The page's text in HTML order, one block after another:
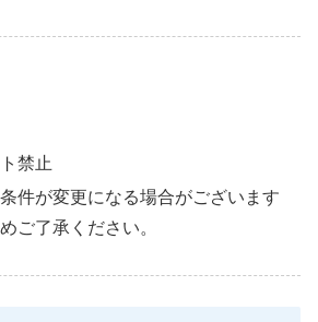
禁止
件が変更になる場合がございます
ご了承ください。